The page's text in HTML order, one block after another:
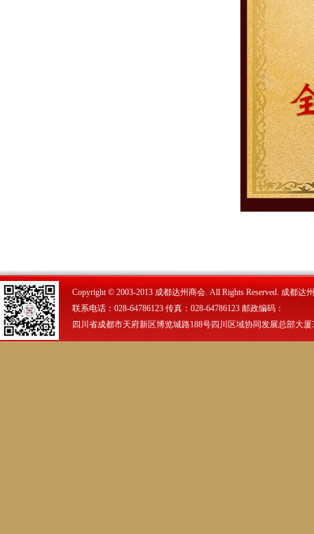
Copyright © 2003-2013 成都达州商会. All Rights Reserved. 成都达
联系电话：028-64786123 传真：028-64786123 邮政编码：
四川省成都市天府新区博览城路188号四川区域协同发展总部大